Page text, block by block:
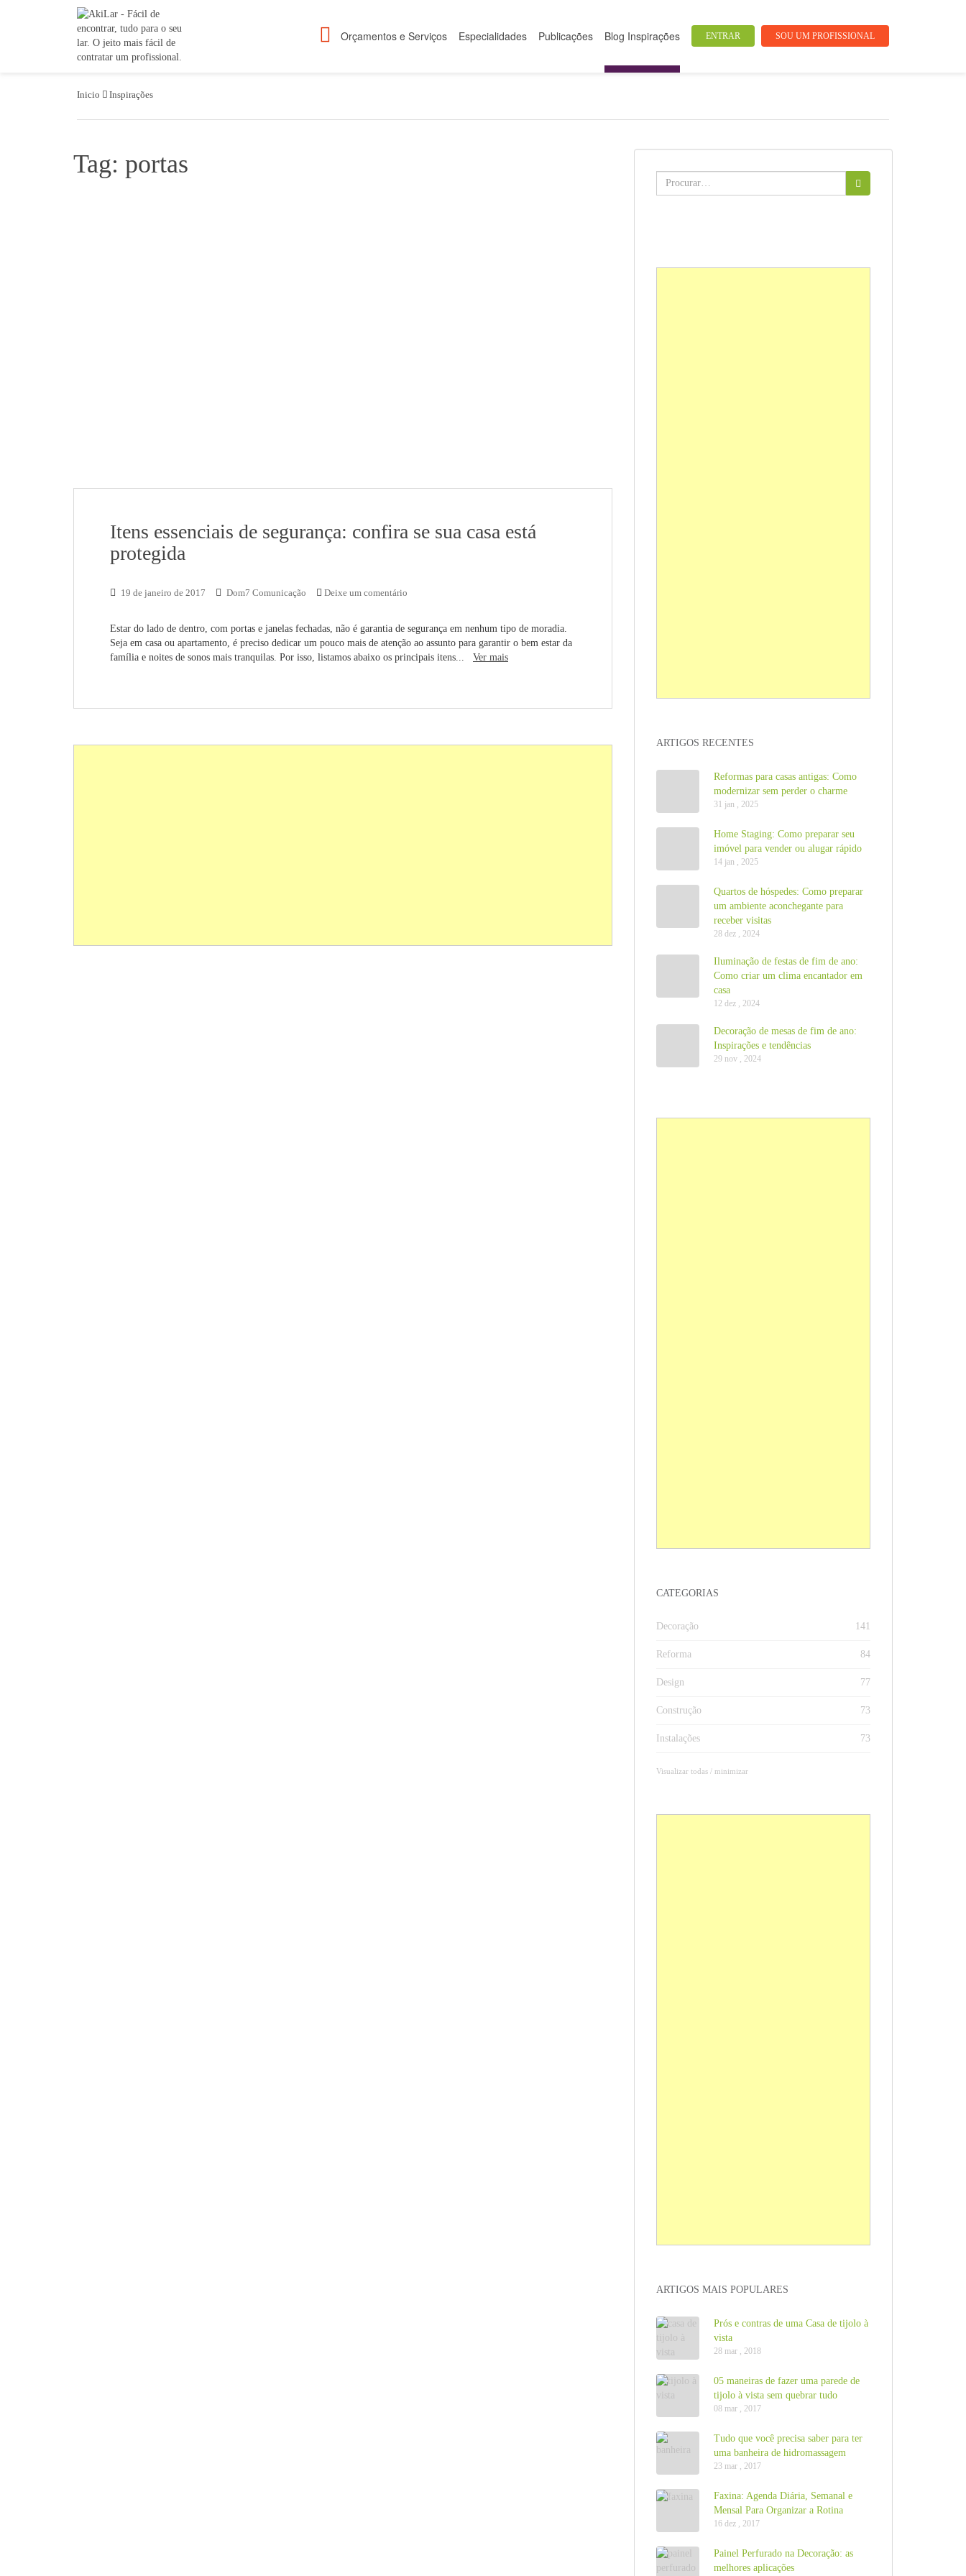
ENTRAR SOU UM PROFISSIONAL
Orçamentos e Serviços Especialidades Publicações Blog Inspirações
Inicio Inspirações
Tag: portas
Itens essenciais de segurança: confira se sua casa está
protegida
19 de janeiro de 2017 Dom7 Comunicação Deixe um comentário
Estar do lado de dentro, com portas e janelas fechadas, não é garantia de segurança em nenhum tipo de moradia.
Seja em casa ou apartamento, é preciso dedicar um pouco mais de atenção ao assunto para garantir o bem estar da
família e noites de sonos mais tranquilas. Por isso, listamos abaixo os principais itens... Ver mais
Buscar:
ARTIGOS RECENTES
Reformas para casas antigas: Como
modernizar sem perder o charme
31 jan , 2025
Home Staging: Como preparar seu
imóvel para vender ou alugar rápido
14 jan , 2025
Quartos de hóspedes: Como preparar
um ambiente aconchegante para
receber visitas
28 dez , 2024
Iluminação de festas de fim de ano:
Como criar um clima encantador em
casa
12 dez , 2024
Decoração de mesas de fim de ano:
Inspirações e tendências
29 nov , 2024
CATEGORIAS
Decoração 141
Reforma 84
Design 77
Construção 73
Instalações 73
Visualizar todas / minimizar
ARTIGOS MAIS POPULARES
Prós e contras de uma Casa de tijolo à
vista
28 mar , 2018
05 maneiras de fazer uma parede de
tijolo à vista sem quebrar tudo
08 mar , 2017
Tudo que você precisa saber para ter
uma banheira de hidromassagem
23 mar , 2017
Faxina: Agenda Diária, Semanal e
Mensal Para Organizar a Rotina
16 dez , 2017
Painel Perfurado na Decoração: as
melhores aplicações